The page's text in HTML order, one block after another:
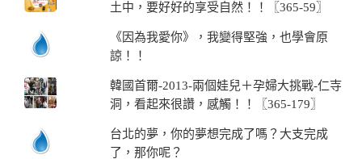
土中，要好好的享受自然！！〖365-59〗
《因為我愛你》，我變得堅強，也學會原
諒！！
韓國首爾-2013-兩個娃兒＋孕婦大挑戰-仁寺
洞，看起來很讚，感觸！！〖365-179〗
台北的夢，你的夢想完成了嗎？大支完成
了，那你呢？